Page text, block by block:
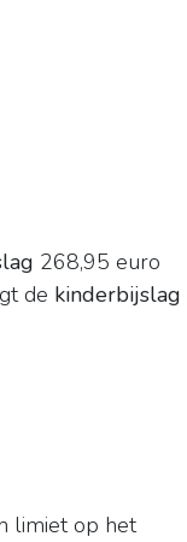
268,95 euro
de kinderbijslag
limiet op het